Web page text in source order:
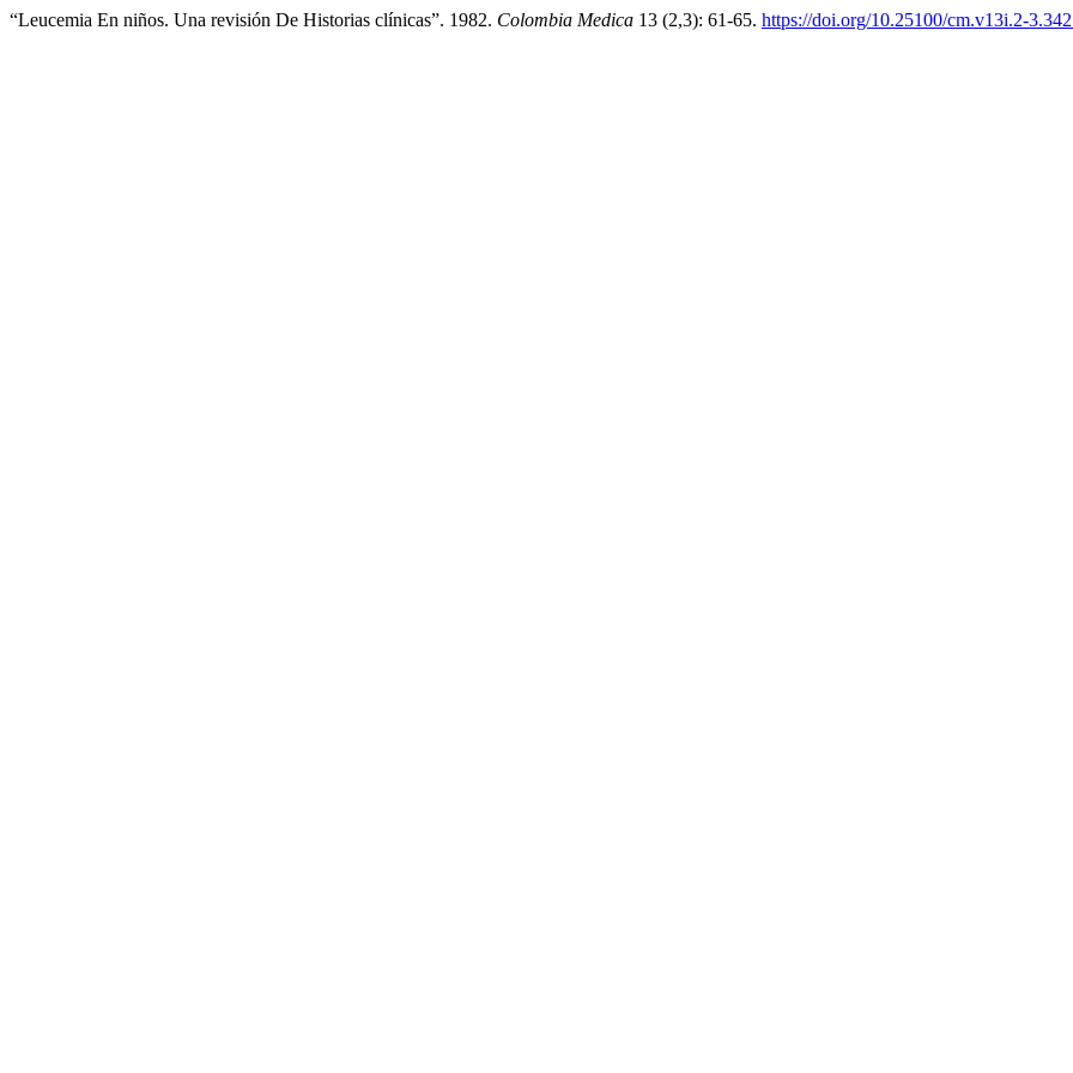
“Leucemia En niños. Una revisión De Historias clínicas”. 1982. Colombia Medica 13 (2,3): 61-65. https://doi.org/10.25100/cm.v13i.2-